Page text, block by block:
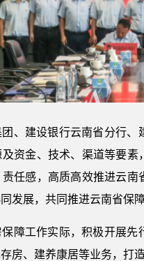
、建设银行云南省分行
资金、技术、渠道等要
任感，高质高效推进云
发展，共同推进云南省保
障工作实际，积极开展
房、建养康居等业务，打